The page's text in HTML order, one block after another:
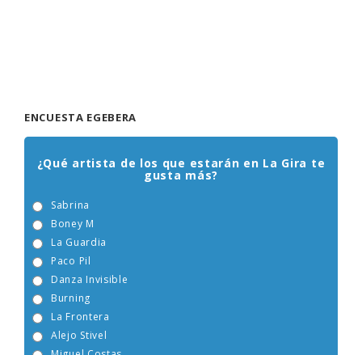
¿Qué artista de los que estarán en La Gira te
gusta más?
Boney M
Burning
Alejo Stivel